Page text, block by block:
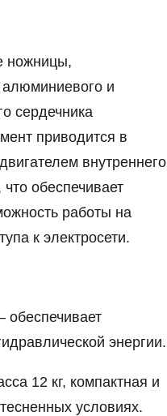
ножницы,
и
сердечника
приводится в
внутреннего
обеспечивает
работы на
к электросети.
обеспечивает
энергии.
12 кг, компактная и
условиях.